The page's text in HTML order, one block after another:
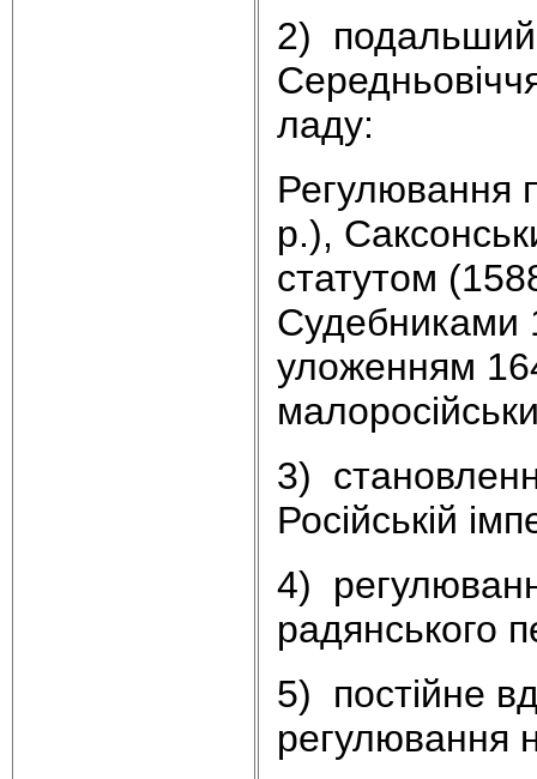
2) подальший
ладу:
Регулювання
р.),
статутом
Судебниками
уложенням
3)
Російській
4)
радянського
5) постійне
регулювання